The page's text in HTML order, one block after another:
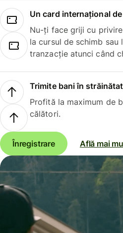
Un card internațional
Nu-ți face griji cu
la cursul de schimb sau
tranzacție atunci când
Trimite bani în
Profită la maximum de
călători.
Înregistrare Află mai